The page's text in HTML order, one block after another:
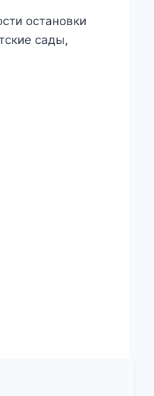
остановки
сады,